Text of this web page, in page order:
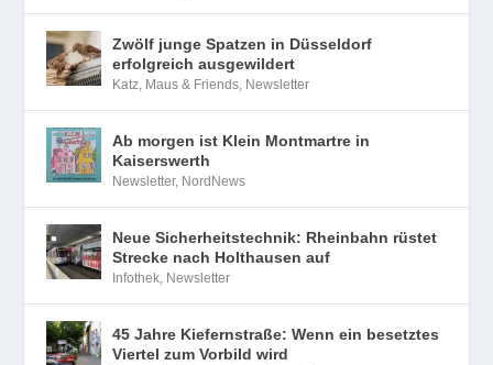
Zwölf junge Spatzen in Düsseldorf
erfolgreich ausgewildert
Katz, Maus & Friends Newsletter
Ab morgen ist Klein Montmartre in
Kaiserswerth
Newsletter, NordNews
Neue Sicherheitstechnik: Rheinbahn rüstet
Strecke nach Holthausen auf
Infothek Newsletter
45 Jahre Kiefernstraße: Wenn ein besetztes
Viertel zum Vorbild wird